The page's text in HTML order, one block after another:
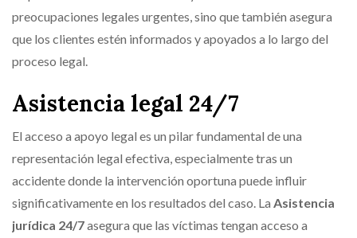
preocupaciones legales urgentes, sino que también asegura
que los clientes estén informados y apoyados a lo largo del
proceso legal.
Asistencia legal 24/7
El acceso a apoyo legal es un pilar fundamental de una
representación legal efectiva, especialmente tras un
accidente donde la intervención oportuna puede influir
significativamente en los resultados del caso. La Asistencia
jurídica 24/7asegura que las víctimas tengan acceso a